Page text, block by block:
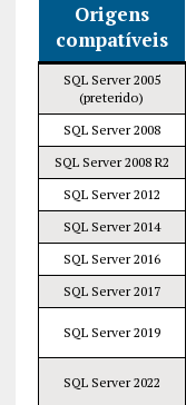
Origens
compatíveis
SQL Server 2005
(preterido)
SQL Server 2008
SQL Server 2008 R2
SQL Server 2012
SQL Server 2014
SQL Server 2016
SQL Server 2017
SQL Server 2019
SQL Server 2022